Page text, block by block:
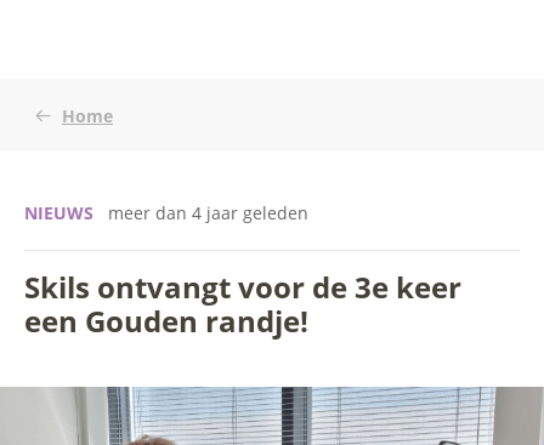
Home
NIEUWS meer dan 4 jaar geleden
Skils ontvangt voor de 3e keer
een Gouden randje!